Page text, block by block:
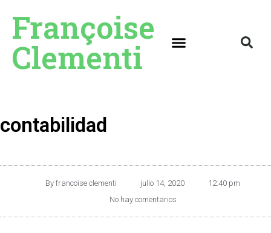
Françoise
Clementi
contabilidad
By francoise clementi julio 14, 2020
12:40 pm
No hay comentarios